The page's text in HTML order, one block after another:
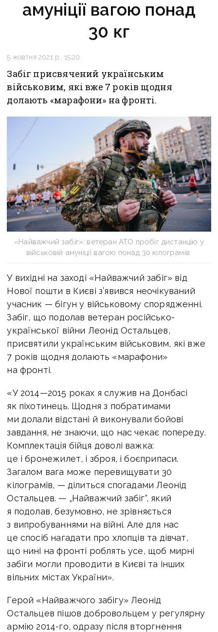
амуніції вагою понад
30 кг
5 жовтня 2021 р., 15:20
Забіг присвячений українським
військовим, які вже 7 років щодня
долають «марафони» на фронті.
«Найважчий забіг»: ветеран АТО пробіг дистанцію у
військовій амуніції вагою понад 30 кілограмів
У вихідні на заході «Найважчий забіг» від
Нової пошти в Києві з’явився неочікуваний
учасник — бігун у військовому спорядженні.
Забіг, що подолав ветеран російсько-
української війни Леонід Остальцев,
присвятили українським військовим, які вже
7 років щодня долають «марафони»
на фронті.
«У 2014—2015 роках я служив на Донбасі
як піхотинець. Щодня з побратимами
ми долали відстані й виконували бойові
завдання, не знаючи, що нас чекає попереду.
Комплектація бійця доволі важка:
це і бронежилет, і зброя, і боєприпаси.
Загалом вага може перевищувати 30
кілограмів, — ділиться спогадами Леонід
Остальцев. — „Найважчий забіг“, який
я подолав, безумовно, не зрівняється
з випробуваннями на війні. Але для нас
це спосіб нагадати про хлопців та дівчат,
що нині на фронті роблять усе, щоб мирні
забіги могли проводити в Києві та інших
вільних містах України».
Герой «Найважчого забігу» Леонід
Остальцев пішов добровольцем у регулярну
армію 2014-го, одразу після вторгнення